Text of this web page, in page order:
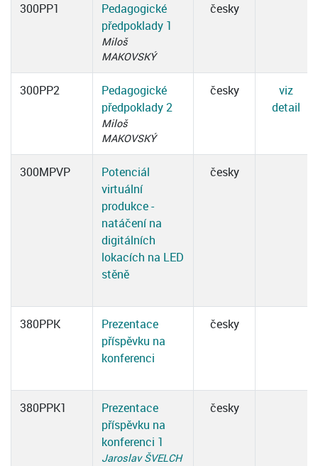
300PP1
Pedagogické
předpoklady 1
Miloš
MAKOVSKÝ
česky
300PP2
Pedagogické
předpoklady 2
Miloš
MAKOVSKÝ
česky
viz
detail
300MPVP
Potenciál
virtuální
produkce -
natáčení na
digitálních
lokacích na LED
stěně
česky
380PPK
Prezentace
příspěvku na
konferenci
česky
380PPK1
Prezentace
příspěvku na
konferenci 1
Jaroslav ŠVELCH
česky